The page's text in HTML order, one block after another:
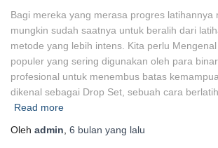
Bagi mereka yang merasa progres latihannya
mungkin sudah saatnya untuk beralih dari
metode yang lebih intens. Kita perlu
populer yang sering digunakan oleh para
profesional untuk menembus batas
dikenal sebagai Drop Set, sebuah cara
Read more
Oleh admin 6 bulan yang lalu